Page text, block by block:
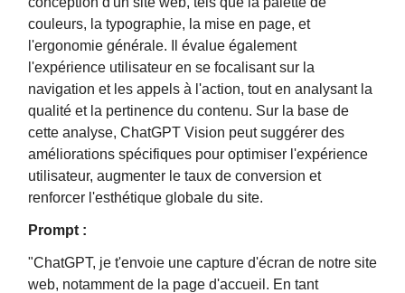
couleurs, la typographie, la mise en page, et
l'ergonomie générale. Il évalue également
l'expérience utilisateur en se focalisant sur la
navigation et les appels à l'action, tout en analysant la
qualité et la pertinence du contenu. Sur la base de
cette analyse, ChatGPT Vision peut suggérer des
améliorations spécifiques pour optimiser l'expérience
utilisateur, augmenter le taux de conversion et
renforcer l'esthétique globale du site.
Prompt :
"ChatGPT, je t'envoie une capture d'écran de notre site
web, notamment de la page d'accueil. En tant